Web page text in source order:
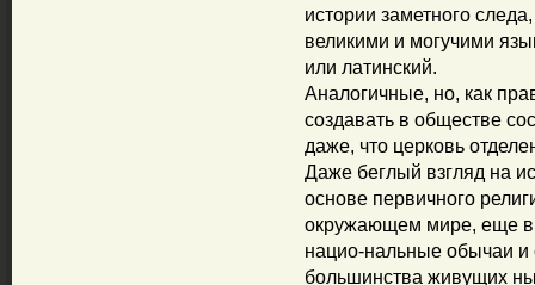
истории заметного
великими и могучими
или латинский.
Аналогичные, но, как
создавать в обществе
даже, что церковь
Даже беглый взгляд на
основе первичного
окружающем мире, еще в
нацио-нальные обычаи и
большинства живущих